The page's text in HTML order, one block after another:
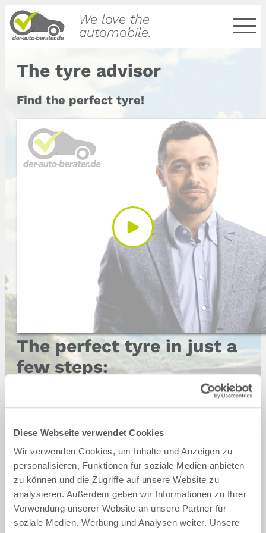
Diese Webseite verwendet Cookies
Wir verwenden Cookies, um Inhalte und Anzeigen zu
personalisieren, Funktionen für soziale Medien anbieten
zu können und die Zugriffe auf unsere Website zu
analysieren. Außerdem geben wir Informationen zu Ihrer
Verwendung unserer Website an unsere Partner für
soziale Medien, Werbung und Analysen weiter. Unsere
We love the
automobile.
The tyre advisor
Find the perfect tyre!
The perfect tyre in just a
few steps:
Audi BMW
Cupra Dacia
Ford Hyundai
Mercedes Opel